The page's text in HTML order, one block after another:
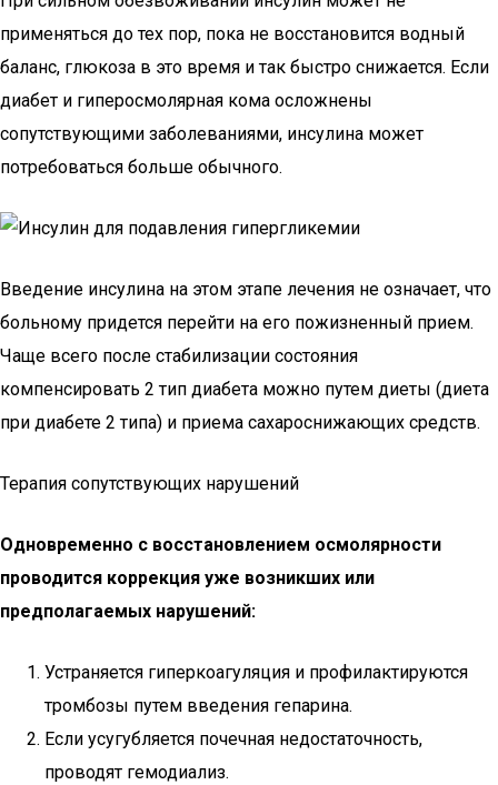
применяться до тех пор, пока не восстановится водный
баланс, глюкоза в это время и так быстро снижается. Если
диабет и гиперосмолярная кома осложнены
сопутствующими заболеваниями, инсулина может
потребоваться больше обычного.
Введение инсулина на этом этапе лечения не означает, что
больному придется перейти на его пожизненный прием.
Чаще всего после стабилизации состояния
компенсировать 2 тип диабета можно путем диеты (диета
при диабете 2 типа) и приема сахароснижающих средств.
Терапия сопутствующих нарушений
Одновременно с восстановлением осмолярности
проводится коррекция уже возникших или
предполагаемых нарушений:
Устраняется гиперкоагуляция и профилактируются
тромбозы путем введения гепарина.
Если усугубляется почечная недостаточность,
проводят гемодиализ.